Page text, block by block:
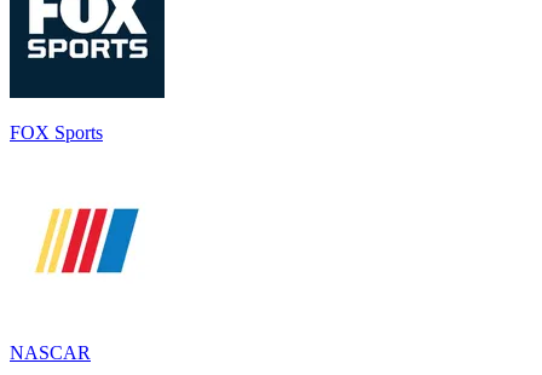
FOX Sports
NASCAR